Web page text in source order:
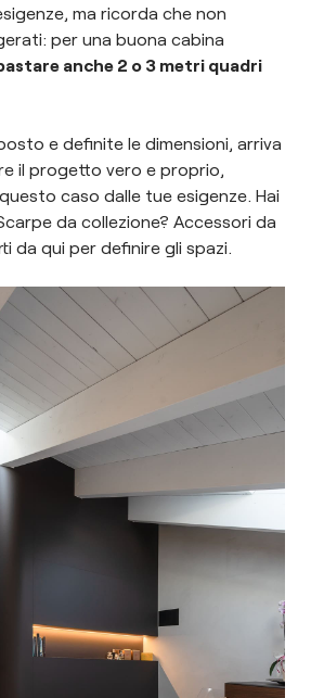
ma ricorda che non
per una buona cabina
anche 2 o 3 metri quadri
e definite le dimensioni, arriva
il progetto vero e proprio,
caso dalle tue esigenze. Hai
da collezione? Accessori da
da qui per definire gli spazi.